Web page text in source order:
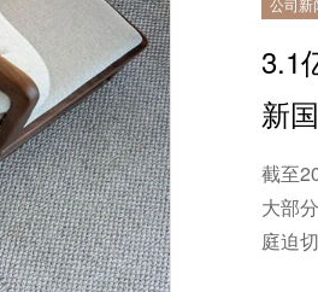
公司新
3.1
新
的“
截至
大部
庭迫